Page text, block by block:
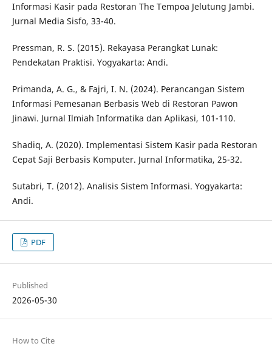
Informasi Kasir pada Restoran The Tempoa Jelutung Jambi.
Jurnal Media Sisfo, 33-40.
Pressman, R. S. (2015). Rekayasa Perangkat Lunak:
Pendekatan Praktisi. Yogyakarta: Andi.
Primanda, A. G., & Fajri, I. N. (2024). Perancangan Sistem
Informasi Pemesanan Berbasis Web di Restoran Pawon
Jinawi. Jurnal Ilmiah Informatika dan Aplikasi, 101-110.
Shadiq, A. (2020). Implementasi Sistem Kasir pada Restoran
Cepat Saji Berbasis Komputer. Jurnal Informatika, 25-32.
Sutabri, T. (2012). Analisis Sistem Informasi. Yogyakarta:
Andi.
PDF
Published
2026-05-30
How to Cite